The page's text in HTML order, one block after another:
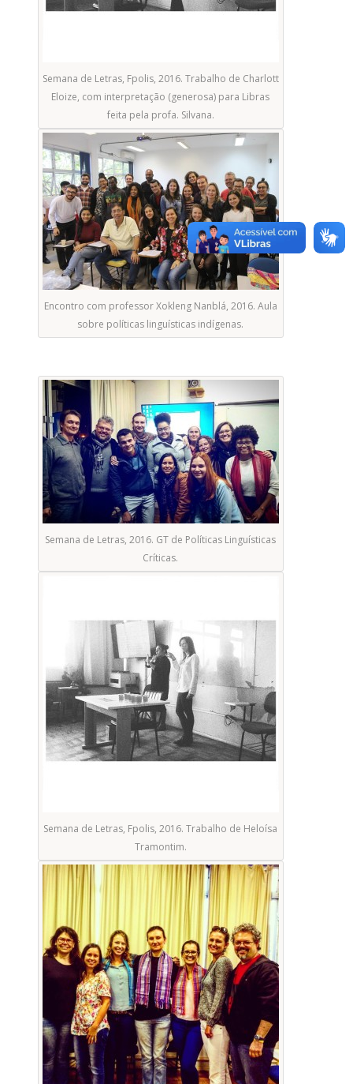
Semana de Letras, Fpolis, 2016. Trabalho de Charlott
Eloize, com interpretação (generosa) para Libras
feita pela profa. Silvana.
Encontro com professor Xokleng Nanblá, 2016. Aula
sobre políticas linguísticas indígenas.
Semana de Letras, 2016. GT de Políticas Linguísticas
Críticas.
Semana de Letras, Fpolis, 2016. Trabalho de Heloísa
Tramontim.